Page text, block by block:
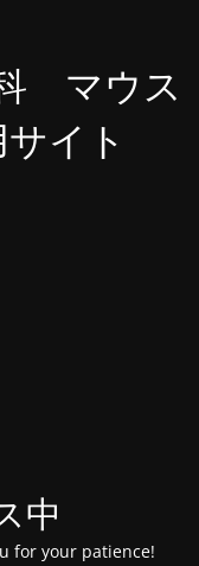
マウス
イト
中
for your patience!